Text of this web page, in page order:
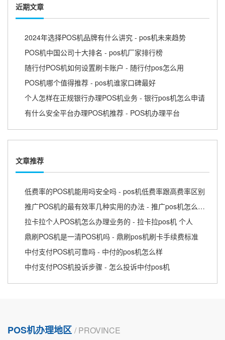
近期文章
2024年选择POS机品牌有什么讲究 - pos机未来趋势
POS机中国公司十大排名 - pos机厂家排行榜
随行付POS机如何设置刷卡账户 - 随行付pos怎么用
POS机哪个值得推荐 - pos机谁家口碑最好
个人怎样在正规银行办理POS机业务 - 银行pos机怎么申请
有什么安全平台办理POS机推荐 - POS机办理平台
文章推荐
低费率的POS机能用吗安全吗 - pos机低费率跟高费率区别
推广POS机的最有效率几种实用的办法 - 推广pos机怎么赚钱
拉卡拉个人POS机怎么办理业务的 - 拉卡拉pos机 个人
鼎刷POS机是一清POS机吗 - 鼎刷pos机刷卡手续费标准
中付支付POS机可靠吗 - 中付的pos机怎么样
中付支付POS机投诉步骤 - 怎么投诉中付pos机
POS机办理地区 / PROVINCE